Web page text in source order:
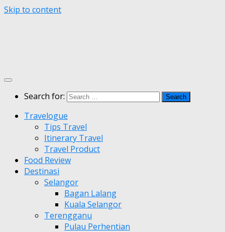
Skip to content
Search for:
Travelogue
Tips Travel
Itinerary Travel
Travel Product
Food Review
Destinasi
Selangor
Bagan Lalang
Kuala Selangor
Terengganu
Pulau Perhentian